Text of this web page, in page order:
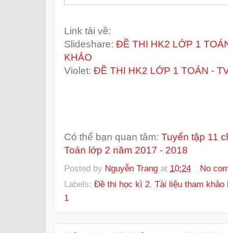
Link tải về:
Slideshare: ĐỀ THI HK2 LỚP 1
KHẢO
Violet: ĐỀ THI HK2 LỚP 1 TOÁN -
Có thể bạn quan tâm: Tuyển tập 11
Toán lớp 2 năm 2017 - 2018
Posted by Nguyễn Trang at 10:24
No
Labels: Đề thi học kì 2, Tài liệu tham khảo
1